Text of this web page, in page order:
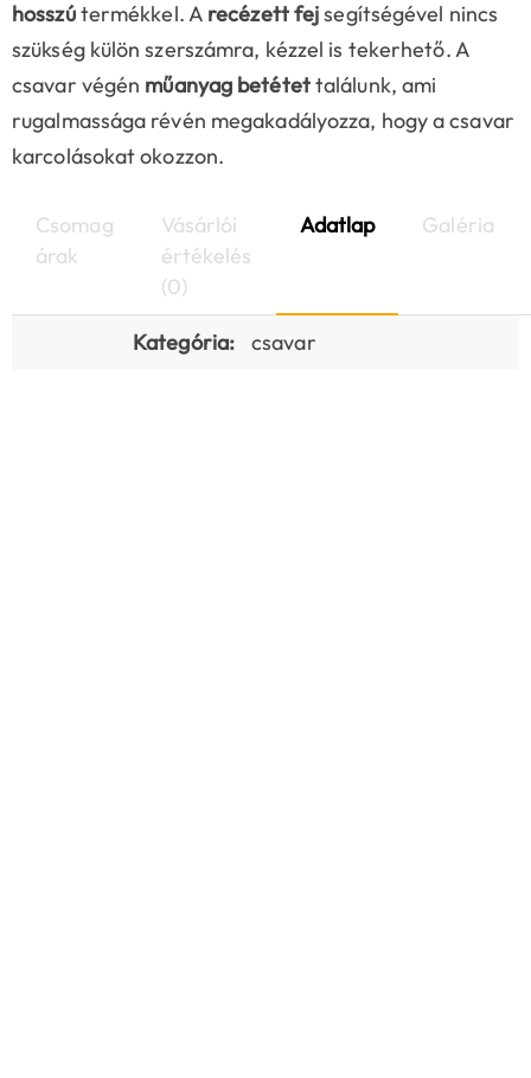
hosszútermékkel. A recézett fejsegítségével nincs
szükség külön szerszámra, kézzel is tekerhető. A
csavar végén műanyag betétettalálunk, ami
rugalmassága révén megakadályozza, hogy a csavar
karcolásokat okozzon.
Csomag
árak
Vásárlói
értékelés
(0)
Adatlap Galéria
Kategória: csavar